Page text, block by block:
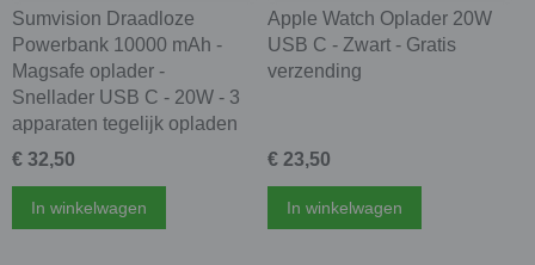
Sumvision Draadloze
Powerbank 10000 mAh -
Magsafe oplader -
Snellader USB C - 20W - 3
apparaten tegelijk opladen
€ 32,50
In winkelwagen
Apple Watch Oplader 20W
USB C - Zwart - Gratis
verzending
€ 23,50
In winkelwagen